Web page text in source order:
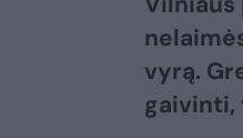
vyrą.
gaivinti,